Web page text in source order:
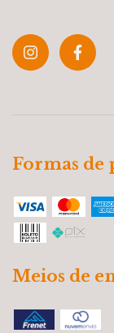
Formas de
Meios de